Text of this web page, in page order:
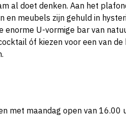
al doet denken. Aan het
meubels zijn gehuld in
enorme U-vormige bar van
óf kiezen voor een van de
met maandag open van 16.00